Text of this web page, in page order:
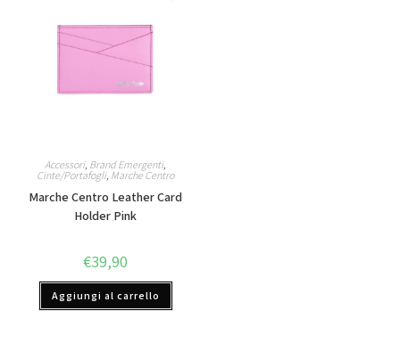
Accessori, Brand Emergenti,
Cinte/Portafogli, Marche Centro
Marche Centro Leather Card
Holder Pink
€39,90
Aggiungi al carrello